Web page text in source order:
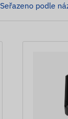
Seřazeno podle